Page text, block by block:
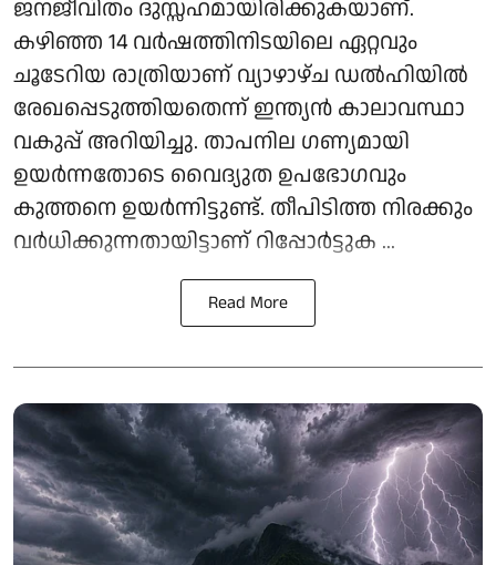
ജനജീവിതം ദുസ്സഹമായിരിക്കുകയാണ്.
കഴിഞ്ഞ 14 വർഷത്തിനിടയിലെ ഏറ്റവും
ചൂടേറിയ രാത്രിയാണ് വ്യാഴാഴ്ച ഡൽഹിയിൽ
രേഖപ്പെടുത്തിയതെന്ന് ഇന്ത്യൻ കാലാവസ്ഥാ
വകുപ്പ് അറിയിച്ചു. താപനില ഗണ്യമായി
ഉയർന്നതോടെ വൈദ്യുത ഉപഭോഗവും
കുത്തനെ ഉയർന്നിട്ടുണ്ട്. തീപിടിത്ത നിരക്കും
വർധിക്കുന്നതായിട്ടാണ് റിപ്പോർട്ടുക ...
Read More